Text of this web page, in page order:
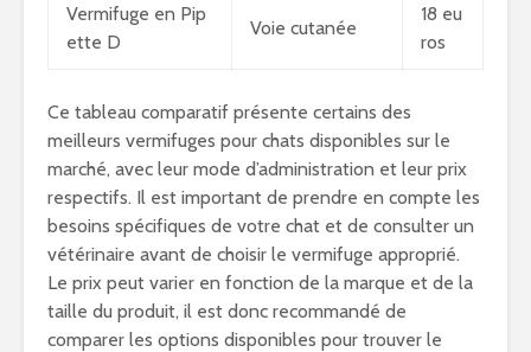
Vermifuge en Pip
ette D
Voie cutanée
18 eu
ros
Ce tableau comparatif présente certains des
meilleurs vermifuges pour chats disponibles sur le
marché, avec leur mode d’administration et leur prix
respectifs. Il est important de prendre en compte les
besoins spécifiques de votre chat et de consulter un
vétérinaire avant de choisir le vermifuge approprié.
Le prix peut varier en fonction de la marque et de la
taille du produit, il est donc recommandé de
comparer les options disponibles pour trouver le